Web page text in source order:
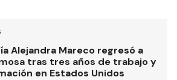
Alejandra Mareco regresó a
tras tres años de trabajo y
en Estados Unidos